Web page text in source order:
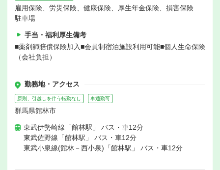
雇用保険、労災保険、健康保険、厚生年金保険、損害保険
駐車場
手当・福利厚生備考
■薬剤師賠償保険加入■会員制宿泊施設利用可能■個人生命保険
（会社負担）
勤務地・アクセス
原則、引越しを伴う転勤なし 車通勤可
群馬県館林市
東武伊勢崎線「館林駅」 バス・車12分
東武佐野線「館林駅」 バス・車12分
東武小泉線(館林－西小泉)「館林駅」 バス・車12分